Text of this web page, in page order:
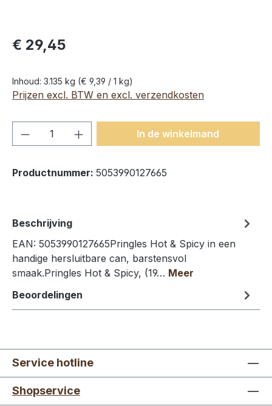
€ 29,45
Inhoud: 3.135 kg (€ 9,39 / 1 kg)
Prijzen excl. BTW en excl. verzendkosten
Producthoeveelheid: Voer de
In de winkelmand
Productnummer: 5053990127665
Beschrijving
EAN: 5053990127665Pringles Hot & Spicy in een
handige hersluitbare can, barstensvol
smaak.Pringles Hot & Spicy, (19… Meer
Beoordelingen
Service hotline
Shopservice